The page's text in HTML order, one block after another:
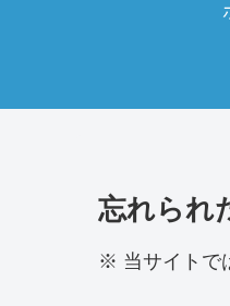
忘れられ
※ 当サイトで